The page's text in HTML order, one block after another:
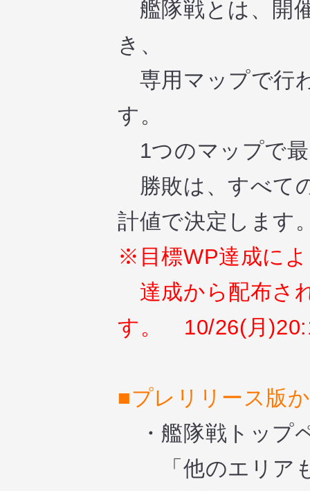
艦隊戦とは、開
き、
専用マップで行
す。
1つのマップで最
勝敗は、すべて
計値で決定します
※目標WP達成に
達成から配布さ
す。 10/26(月
■プレリリース版
・艦隊戦トップ
「他のエリアも